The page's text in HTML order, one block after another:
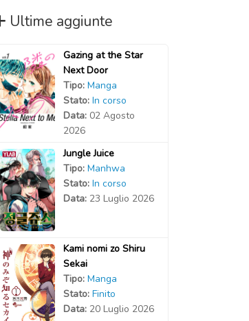
Ultime aggiunte
Gazing at the Star
Next Door
Tipo: Manga
Stato: In corso
Data: 02 Agosto
2026
Jungle Juice
Tipo: Manhwa
Stato: In corso
Data: 23 Luglio 2026
Kami nomi zo Shiru
Sekai
Tipo: Manga
Stato: Finito
Data: 20 Luglio 2026